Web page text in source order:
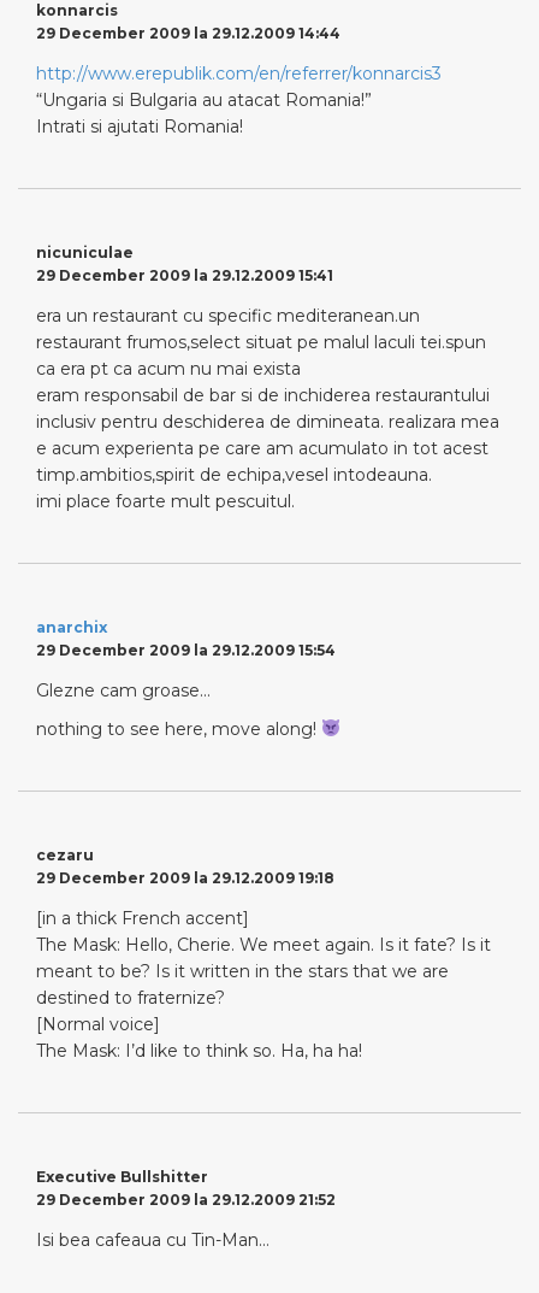
konnarcis
29 December 2009 la 29.12.2009 14:44
http://www.erepublik.com/en/referrer/konnarcis3
“Ungaria si Bulgaria au atacat Romania!”
Intrati si ajutati Romania!
nicuniculae
29 December 2009 la 29.12.2009 15:41
era un restaurant cu specific mediteranean.un
restaurant frumos,select situat pe malul laculi tei.spun
ca era pt ca acum nu mai exista
eram responsabil de bar si de inchiderea restaurantului
inclusiv pentru deschiderea de dimineata. realizara mea
e acum experienta pe care am acumulato in tot acest
timp.ambitios,spirit de echipa,vesel intodeauna.
imi place foarte mult pescuitul.
anarchix
29 December 2009 la 29.12.2009 15:54
Glezne cam groase…
nothing to see here, move along!
cezaru
29 December 2009 la 29.12.2009 19:18
[in a thick French accent]
The Mask: Hello, Cherie. We meet again. Is it fate? Is it
meant to be? Is it written in the stars that we are
destined to fraternize?
[Normal voice]
The Mask: I’d like to think so. Ha, ha ha!
Executive Bullshitter
29 December 2009 la 29.12.2009 21:52
Isi bea cafeaua cu Tin-Man…